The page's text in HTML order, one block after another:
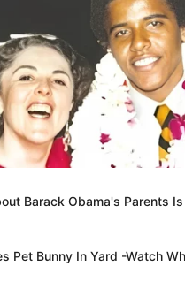
Barack Obama's Parents
Pet Bunny In Yard -Watch